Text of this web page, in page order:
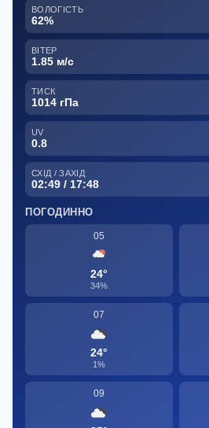
ВОЛОГІСТЬ
62%
ВІТЕР
1.85 м/с
ТИСК
1014 гПа
UV
0.8
СХІД / ЗАХІД
02:49 / 17:48
ПОГОДИННО
05
24°
34%
07
24°
1%
09